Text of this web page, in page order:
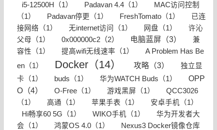
i5-12500H（1）
Padavan 4.4（1）
MAC访问控制
（1）
Padavan停更（1） FreshTomato（1）
已连
接网络（1）
无internet访问（1） 网盘（1）
许沁
父母（1）
0x000000c2（2） 电脑蓝屏（3）
兼
容性（1）
提高wifi无线速率（1）
A Problem Has Be
en（1）
Docker（14） 攻略（3）
独立显
卡（1）
buds（1） 华为WATCH Buds（1）
OPP
O（4）
O-Free（1） 游戏黑屏（1）
QCC3026
（1）
高通（1） 苹果手表（1）
安卓手机（1）
Hi畅享60 5G（1）
WIKO手机（1）
华为开发者大
会（1）
鸿蒙OS 4.0（1）
Nexus3 Docker镜像仓库